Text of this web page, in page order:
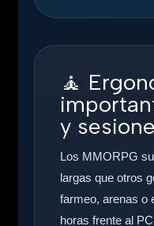
🧘
y
Los MMORPG
largas que otros
farmeo, arenas o
horas frente al